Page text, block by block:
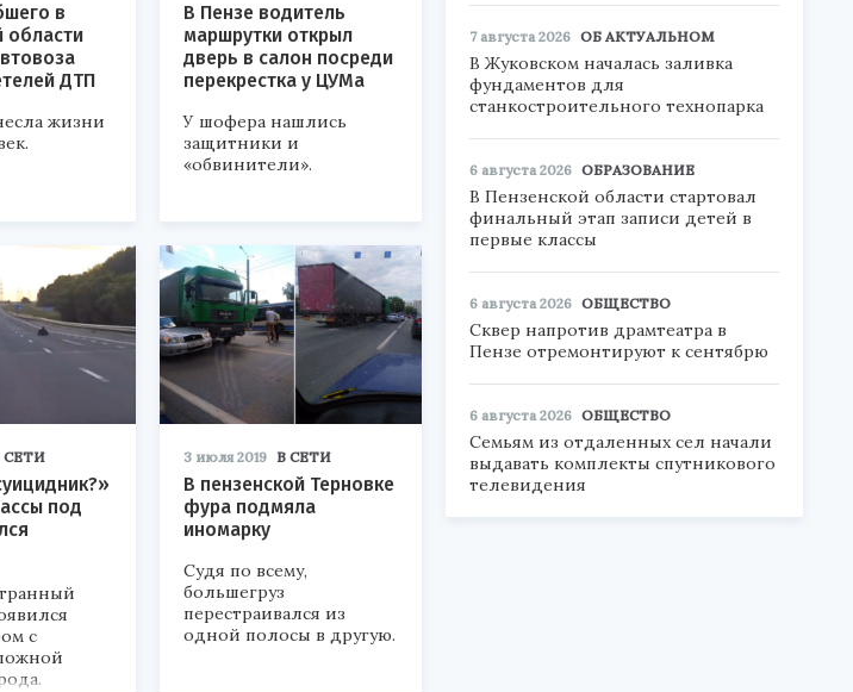
в
области
ДТП
жизни
В Пензе водитель
маршрутки открыл
дверь в салон посреди
перекрестка у ЦУМа
У шофера нашлись
защитники и
«обвинители».
СЕТИ
под
с
3 июля 2019 В СЕТИ
В пензенской Терновке
фура подмяла
иномарку
Судя по всему,
большегруз
перестраивался из
одной полосы в другую.
7 августа 2026 ОБ АКТУАЛЬНОМ
В Жуковском началась заливка
фундаментов для
станкостроительного технопарка
6 августа 2026 ОБРАЗОВАНИЕ
В Пензенской области стартовал
финальный этап записи детей в
первые классы
6 августа 2026 ОБЩЕСТВО
Сквер напротив драмтеатра в
Пензе отремонтируют к сентябрю
6 августа 2026 ОБЩЕСТВО
Семьям из отдаленных сел начали
выдавать комплекты спутникового
телевидения